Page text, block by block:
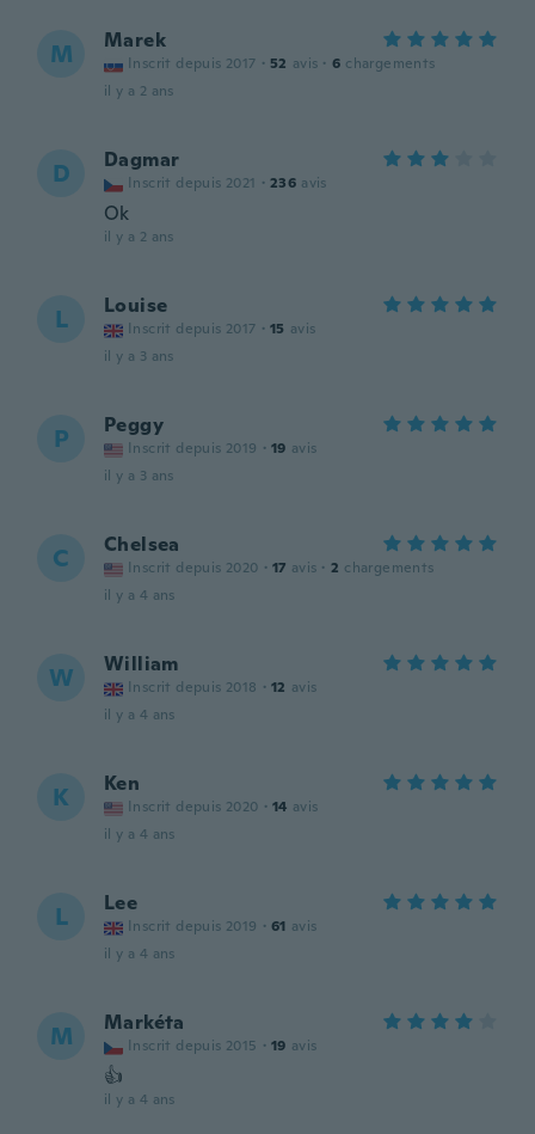
M Marek
Inscrit depuis 2017 · 52 avis · 6 chargements
il y a 2 ans
D Dagmar
Inscrit depuis 2021 · 236 avis
Ok
il y a 2 ans
L Louise
Inscrit depuis 2017 · 15 avis
il y a 3 ans
P Peggy
Inscrit depuis 2019 · 19 avis
il y a 3 ans
C Chelsea
Inscrit depuis 2020 · 17 avis · 2 chargements
il y a 4 ans
W William
Inscrit depuis 2018 · 12 avis
il y a 4 ans
K Ken
Inscrit depuis 2020 · 14 avis
il y a 4 ans
L Lee
Inscrit depuis 2019 · 61 avis
il y a 4 ans
M Markéta
Inscrit depuis 2015 · 19 avis
👍
il y a 4 ans